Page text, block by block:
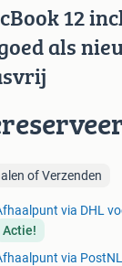
12
als
of Verzenden
via DHL
Actie!
via